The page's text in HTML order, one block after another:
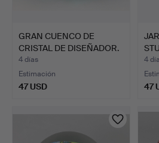
GRAN CUENCO DE
CRISTAL DE DISEÑADOR.
4 días
Estimación
47 USD
4
47